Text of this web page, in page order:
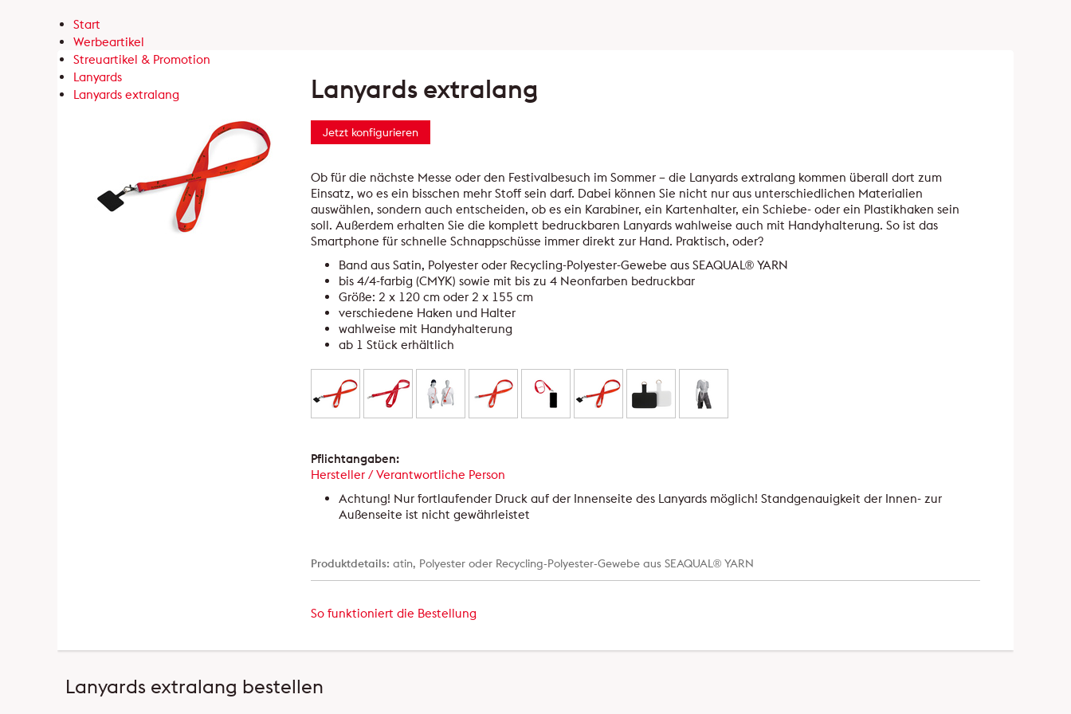
Start
Werbeartikel
Streuartikel & Promotion
Lanyards
Lanyards extralang
Lanyards extralang
Jetzt konfigurieren
Ob für die nächste Messe oder den Festivalbesuch im Sommer – die Lanyards extralang kommen überall dort zum
Einsatz, wo es ein bisschen mehr Stoff sein darf. Dabei können Sie nicht nur aus unterschiedlichen Materialien
auswählen, sondern auch entscheiden, ob es ein Karabiner, ein Kartenhalter, ein Schiebe- oder ein Plastikhaken sein
soll. Außerdem erhalten Sie die komplett bedruckbaren Lanyards wahlweise auch mit Handyhalterung. So ist das
Smartphone für schnelle Schnappschüsse immer direkt zur Hand. Praktisch, oder?
Band aus Satin, Polyester oder Recycling-Polyester-Gewebe aus SEAQUAL® YARN
bis 4/4-farbig (CMYK) sowie mit bis zu 4 Neonfarben bedruckbar
Größe: 2 x 120 cm oder 2 x 155 cm
verschiedene Haken und Halter
wahlweise mit Handyhalterung
ab 1 Stück erhältlich
Pflichtangaben:
Hersteller / Verantwortliche Person
Achtung! Nur fortlaufender Druck auf der Innenseite des Lanyards möglich! Standgenauigkeit der Innen- zur
Außenseite ist nicht gewährleistet
Produktdetails: atin, Polyester oder Recycling-Polyester-Gewebe aus SEAQUAL® YARN
So funktioniert die Bestellung
Lanyards extralang bestellen